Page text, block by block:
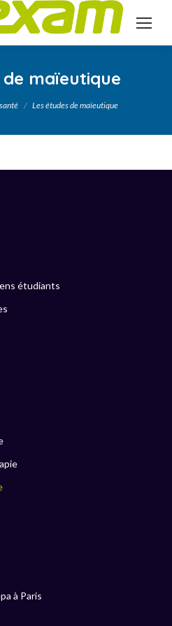
de maïeutique
Les études de maïeutique
étudiants
à Paris